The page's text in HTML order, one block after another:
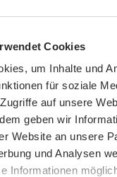
Cookies
um Inhalte und
für soziale
auf unsere
geben wir
Website an unsere
und Analysen
Informationen